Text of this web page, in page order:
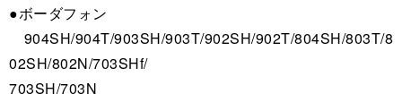
●ボーダフォン
904SH/904T/903SH/903T/902SH/902T/804SH/803T/8
02SH/802N/703SHf/
703SH/703N